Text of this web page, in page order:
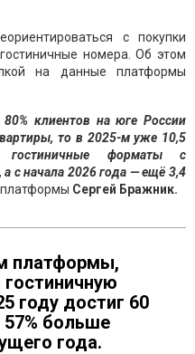
с покупки
номера. Об этом
на данные платформы
клиентов на юге России
то в 2025-м уже 10,5
форматы с
с начала 2026 года — ещё 3,4
платформы Сергей Бражник.
платформы,
году достиг 60
больше
года.